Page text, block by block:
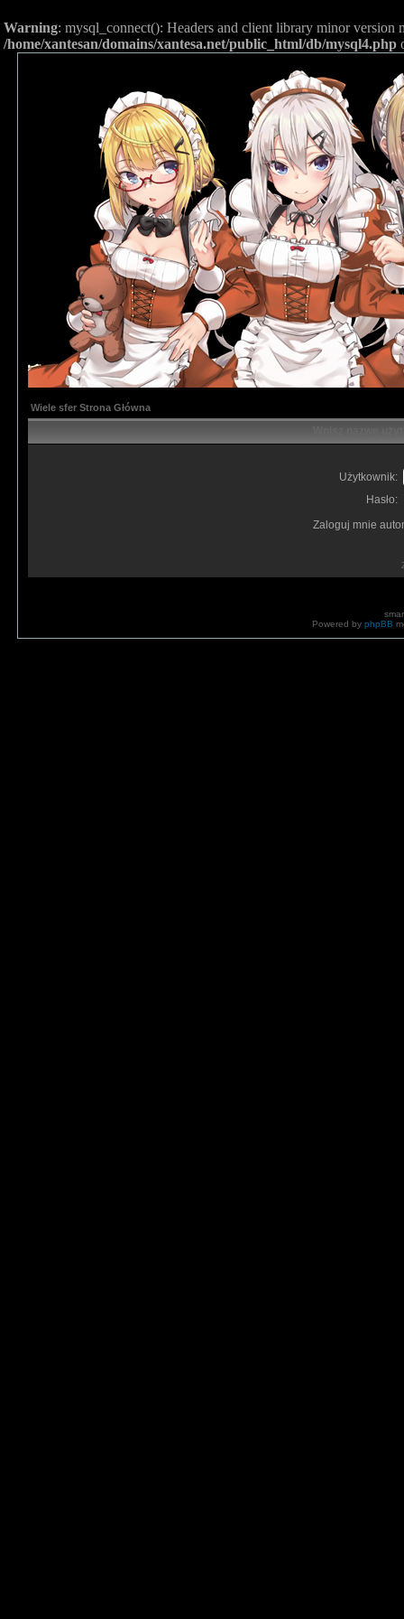
Warning: mysql_connect(): Headers and client library minor
/home/xantesan/domains/xantesa.net/public_html/db/mysql4.php
Wiele sfer Strona Główna
Użytkownik:
Hasło:
Zaloguj mnie
Powered by phpBB